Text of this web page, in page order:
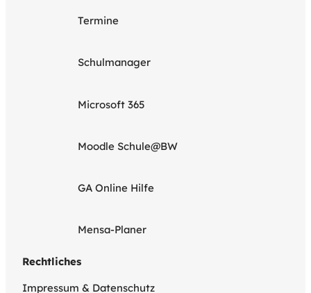
Termine
Schulmanager
Microsoft 365
Moodle Schule@BW
GA Online Hilfe
Mensa-Planer
Rechtliches
Impressum & Datenschutz